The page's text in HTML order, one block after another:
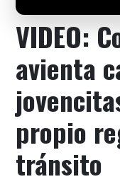
VIDEO:
avienta
propio
tránsito